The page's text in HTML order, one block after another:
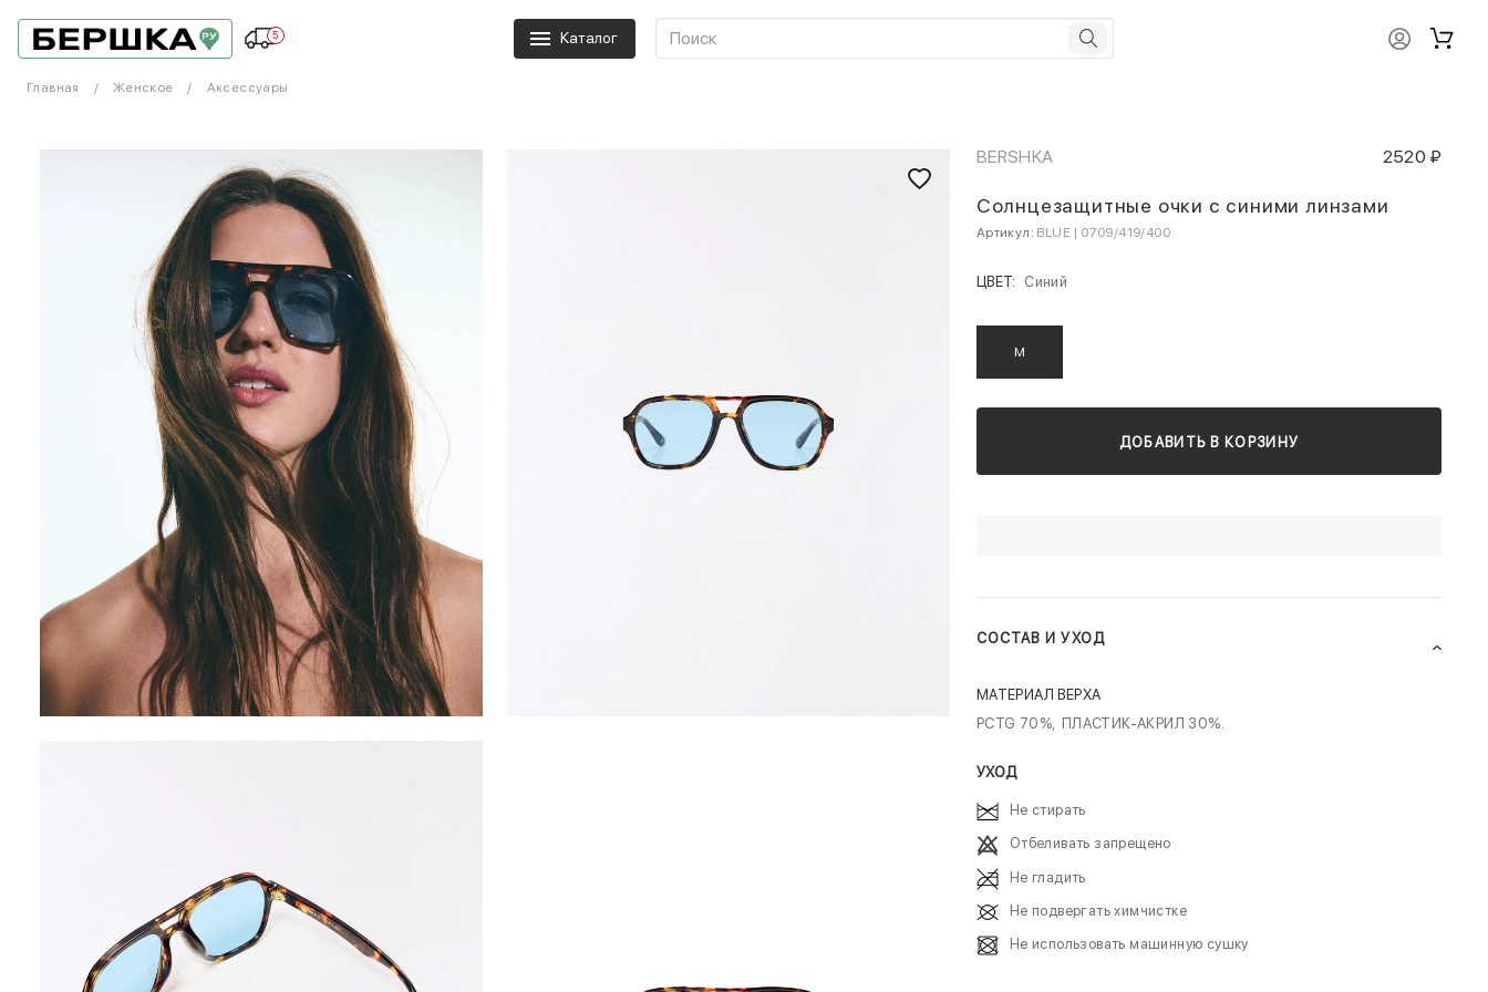
5 Каталог
Главная Женское Аксессуары
BERSHKA 2520 ₽
Солнцезащитные очки с синими линзами
Артикул: BLUE | 0709/419/400
ЦВЕТ: Синий
M
ДОБАВИТЬ В КОРЗИНУ
СОСТАВ И УХОД
МАТЕРИАЛ ВЕРХА
PCTG 70%, ПЛАСТИК-АКРИЛ 30%.
УХОД
Не стирать
Отбеливать запрещено
Не гладить
Не подвергать химчистке
Не использовать машинную сушку